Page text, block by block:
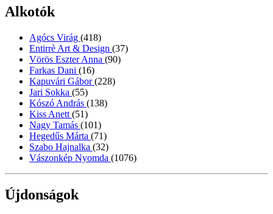
Alkotók
Agócs Virág (418)
Entirrè Art & Design (37)
Vörös Eszter Anna (90)
Farkas Dani (16)
Kapuvári Gábor(228)
Jari Sokka (55)
Kószó András (138)
Kiss Anett (51)
Nagy Tamás (101)
Hegedűs Márta (71)
Szabo Hajnalka (32)
Vászonkép Nyomda (1076)
Újdonságok